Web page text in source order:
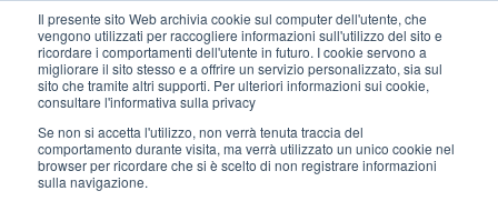
Il presente sito Web archivia cookie sul computer dell'utente, che
vengono utilizzati per raccogliere informazioni sull'utilizzo del sito e
ricordare i comportamenti dell'utente in futuro. I cookie servono a
migliorare il sito stesso e a offrire un servizio personalizzato, sia sul
sito che tramite altri supporti. Per ulteriori informazioni sui cookie,
consultare l'informativa sulla privacy
Se non si accetta l'utilizzo, non verrà tenuta traccia del
comportamento durante visita, ma verrà utilizzato un unico cookie nel
browser per ricordare che si è scelto di non registrare informazioni
sulla navigazione.